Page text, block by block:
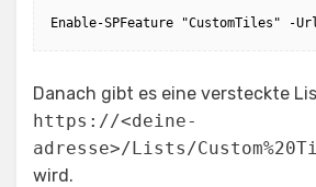
Enable-SPFeature "CustomTiles" -
Danach gibt es eine versteckte
https://<deine-
adresse>/Lists/
wird.